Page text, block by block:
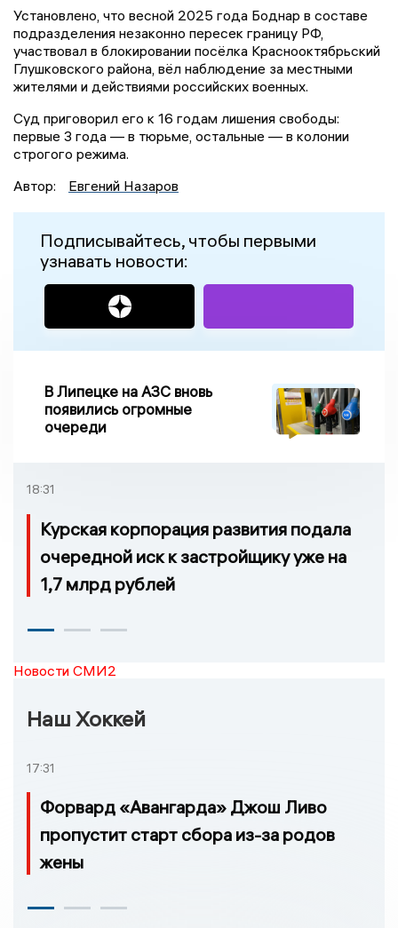
Установлено, что весной 2025 года Боднар в составе
подразделения незаконно пересек границу РФ,
участвовал в блокировании посёлка Краснооктябрьский
Глушковского района, вёл наблюдение за местными
жителями и действиями российских военных.
Суд приговорил его к 16 годам лишения свободы:
первые 3 года — в тюрьме, остальные — в колонии
строгого режима.
Автор:
Евгений Назаров
Подписывайтесь, чтобы первыми
узнавать новости:
В Липецке на АЗС вновь
появились огромные
очереди
18:31
Курская корпорация развития подала
очередной иск к застройщику уже на
1,7 млрд рублей
Новости СМИ2
Наш Хоккей
17:31
Форвард «Авангарда» Джош Ливо
пропустит старт сбора из-за родов
жены